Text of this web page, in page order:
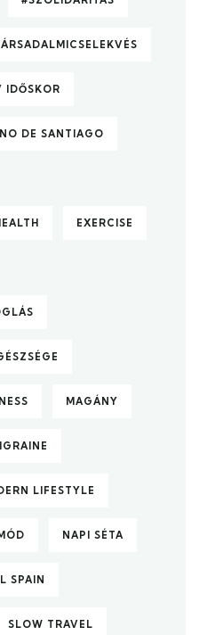
IDŐSKOR
DE SANTIAGO
EXERCISE
MAGÁNY
LIFESTYLE
NAPI SÉTA
SPAIN
SLOW TRAVEL